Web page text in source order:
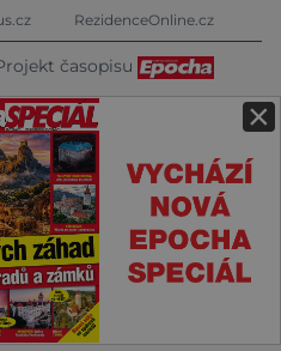
×
RezidenceOnline.cz
časopisu
KALENDÁŘ AKCÍ